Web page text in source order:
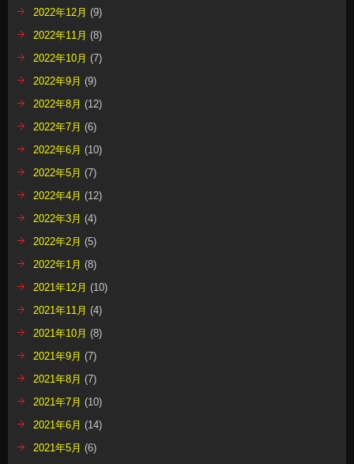
2022年12月 (9)
2022年11月 (8)
2022年10月 (7)
2022年9月 (9)
2022年8月 (12)
2022年7月 (6)
2022年6月 (10)
2022年5月 (7)
2022年4月 (12)
2022年3月 (4)
2022年2月 (5)
2022年1月 (8)
2021年12月 (10)
2021年11月 (4)
2021年10月 (8)
2021年9月 (7)
2021年8月 (7)
2021年7月 (10)
2021年6月 (14)
2021年5月 (6)